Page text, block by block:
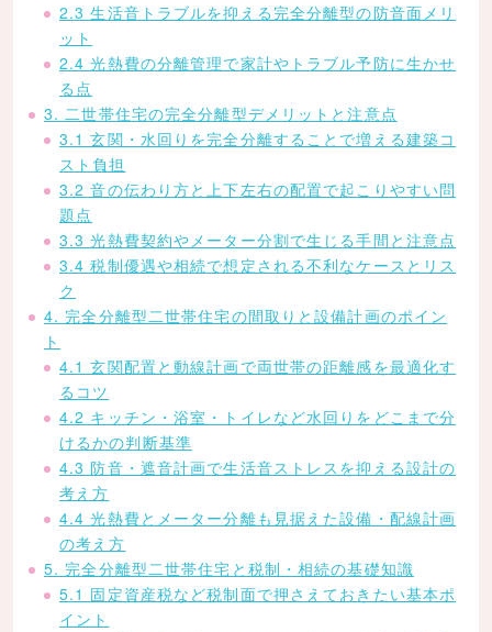
2.3 生活音トラブルを抑える完全分離型の防音面メリ
ット
2.4 光熱費の分離管理で家計やトラブル予防に生かせ
る点
3. 二世帯住宅の完全分離型デメリットと注意点
3.1 玄関・水回りを完全分離することで増える建築コ
スト負担
3.2 音の伝わり方と上下左右の配置で起こりやすい問
題点
3.3 光熱費契約やメーター分割で生じる手間と注意点
3.4 税制優遇や相続で想定される不利なケースとリス
ク
4. 完全分離型二世帯住宅の間取りと設備計画のポイン
ト
4.1 玄関配置と動線計画で両世帯の距離感を最適化す
るコツ
4.2 キッチン・浴室・トイレなど水回りをどこまで分
けるかの判断基準
4.3 防音・遮音計画で生活音ストレスを抑える設計の
考え方
4.4 光熱費とメーター分離も見据えた設備・配線計画
の考え方
5. 完全分離型二世帯住宅と税制・相続の基礎知識
5.1 固定資産税など税制面で押さえておきたい基本ポ
イント